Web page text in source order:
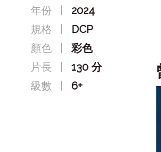
年份
2024
規格
DCP
顏色
彩色
片長
130 分
級數
6+